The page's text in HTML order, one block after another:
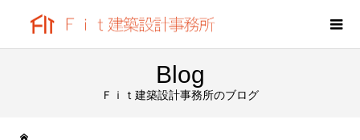
Blog
Ｆｉｔ建築設計事務所のブログ